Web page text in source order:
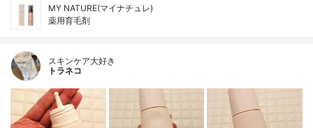
MY NATURE(マイナチュレ)
薬用育毛剤
スキンケア大好き
トラネコ